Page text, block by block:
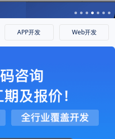
APP开发 Web开发